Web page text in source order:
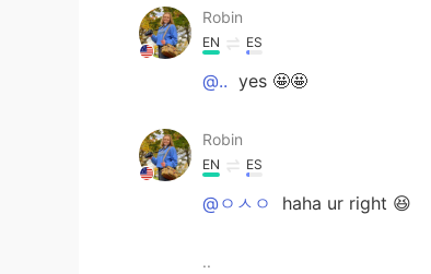
Robin
EN ES
@.. yes 🤩🤩
Robin
EN ES
@ㅇㅅㅇ haha ur right 😆
..